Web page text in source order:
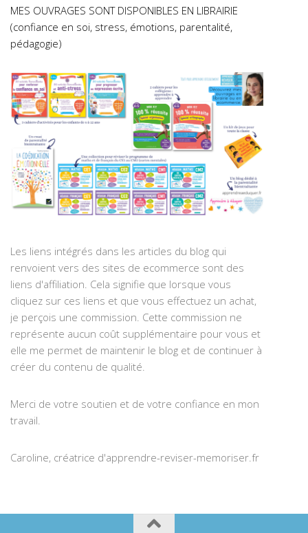
MES OUVRAGES SONT DISPONIBLES EN LIBRAIRIE
(confiance en soi, stress, émotions, parentalité,
pédagogie)
Les liens intégrés dans les articles du blog qui
renvoient vers des sites de ecommerce sont des
liens d'affiliation. Cela signifie que lorsque vous
cliquez sur ces liens et que vous effectuez un achat,
je perçois une commission. Cette commission ne
représente aucun coût supplémentaire pour vous et
elle me permet de maintenir le blog et de continuer à
créer du contenu de qualité.
Merci de votre soutien et de votre confiance en mon
travail.
Caroline, créatrice d'apprendre-reviser-memoriser.fr